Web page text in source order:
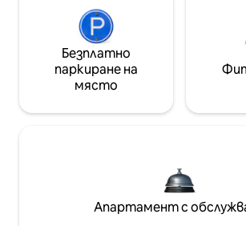
Безплатно
паркиране на
място
Апартамент с